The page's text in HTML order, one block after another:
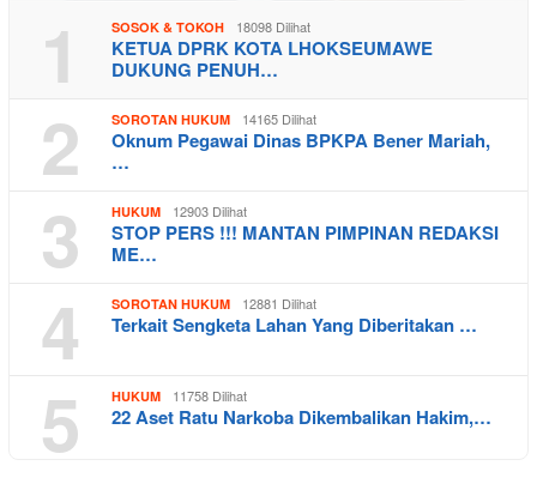
1 SOSOK & TOKOH 18098 Dilihat
KETUA DPRK KOTA LHOKSEUMAWE
DUKUNG PENUH…
2 SOROTAN HUKUM 14165 Dilihat
Oknum Pegawai Dinas BPKPA Bener Mariah,
…
3 HUKUM 12903 Dilihat
STOP PERS !!! MANTAN PIMPINAN REDAKSI
ME…
4 SOROTAN HUKUM 12881 Dilihat
Terkait Sengketa Lahan Yang Diberitakan …
5 HUKUM 11758 Dilihat
22 Aset Ratu Narkoba Dikembalikan Hakim,…